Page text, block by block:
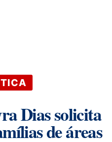
Dias solicita
de áreas